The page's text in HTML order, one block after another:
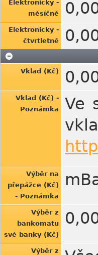
Elektronicky -
měsíčně
Elektronicky -
čtvrtletně
Vklad (Kč)
Vklad (Kč) -
Poznámka
Ve
Výběr na
přepážce (Kč)
- Poznámka
Výběr z
bankomatu
své banky (Kč)
Výběr z